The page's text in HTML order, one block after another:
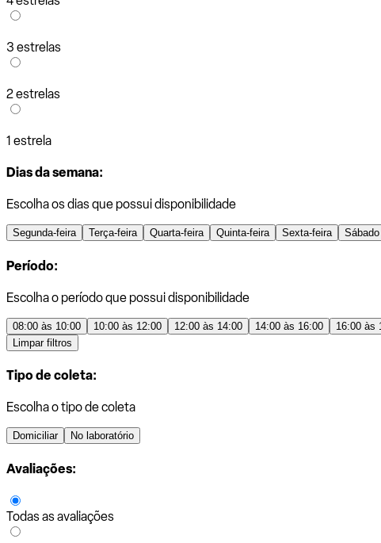
3 estrelas
2 estrelas
1 estrela
Dias da semana:
Escolha os dias que possui disponibilidade
Segunda-feira Terça-feira Quarta-feira Quinta-feira Sexta-feira Sábado
Período:
Escolha o período que possui disponibilidade
08:00 às 10:00 10:00 às 12:00 12:00 às 14:00 14:00 às 16:00 16:00 às
Limpar filtros
Tipo de coleta:
Escolha o tipo de coleta
Domiciliar No laboratório
Avaliações:
Todas as avaliações